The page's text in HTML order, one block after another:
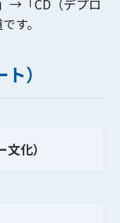
→「CD（デプロ
す。
）
化）